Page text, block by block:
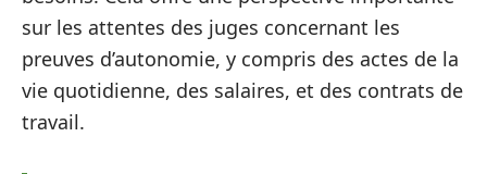
sur les attentes des juges concernant les
preuves d’autonomie, y compris des actes de la
vie quotidienne, des salaires, et des contrats de
travail.